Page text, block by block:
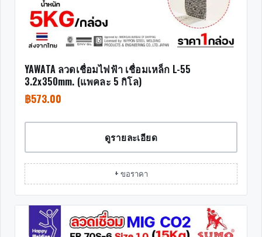
YAWATA ลวดเชื่อมไฟฟ้า เชื่อมเหล็ก L-55
3.2x350mm. (แพคละ 5 กิโล)
฿573.00
ดูรายละเอียด
+ ขอราคา